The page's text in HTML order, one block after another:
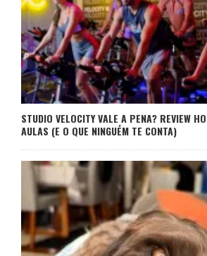
STUDIO VELOCITY VALE A PENA? REVIEW
AULAS (E O QUE NINGUÉM TE CONTA)